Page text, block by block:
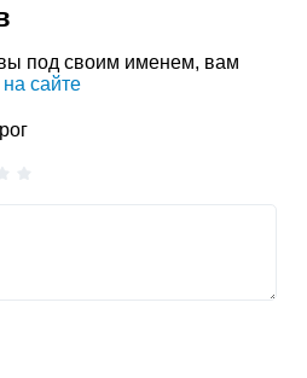
под своим именем, вам
сайте